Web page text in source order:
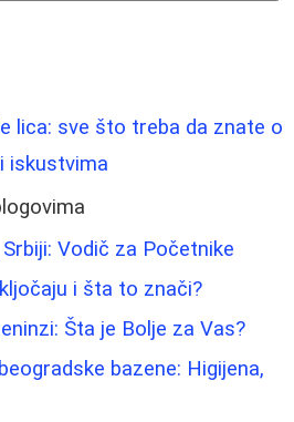
lica: sve što treba da znate o
iskustvima
Vodič za Početnike
i šta to znači?
Šta je Bolje za Vas?
bazene: Higijena,